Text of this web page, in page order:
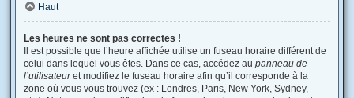
Haut
Les heures ne sont pas correctes !
Il est possible que l’heure affichée utilise un fuseau horaire différent de
celui dans lequel vous êtes. Dans ce cas, accédez au panneau de
l’utilisateuret modifiez le fuseau horaire afin qu’il corresponde à la
zone où vous vous trouvez (ex : Londres, Paris, New York, Sydney,